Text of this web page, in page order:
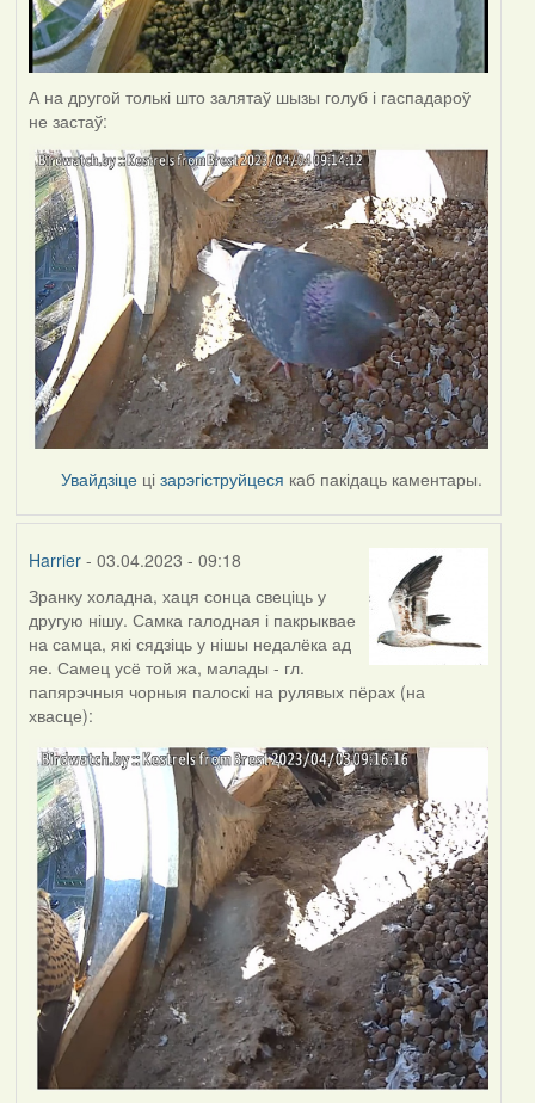
А на другой толькі што залятаў шызы голуб і гаспадароў
не застаў:
Увайдзіце цізарэгіструйцеся каб пакідаць каментары.
Harrier- 03.04.2023 - 09:18
Зранку холадна, хаця сонца свеціць у
другую нішу. Самка галодная і пакрыквае
на самца, які сядзіць у нішы недалёка ад
яе. Самец усё той жа, малады - гл.
папярэчныя чорныя палоскі на рулявых пёрах (на
хвасце):